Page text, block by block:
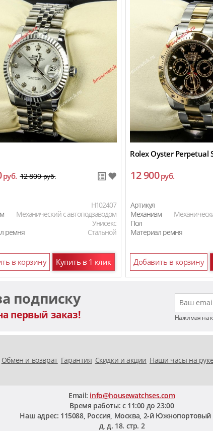
руб. 12 800руб.
H102407
Механический с автоподзаводом
Унисекс
ремня
Стальной
в корзину Купить в 1 клик
Rolex Oyster Perpetual
12 900руб.
Артикул
Механизм
Пол
Материал ремня
Добавить в корзину
подписку
первый заказ! Нажимая на
Обмен и возврат Гарантия Скидки и акции Наши часы на руке
Email: info@housewatchses.com
Время работы: c 11:00 до 23:00
Наш адрес: 115088, Россия, Москва 2-й Южнопортовый
д, д. 18. стр. 2